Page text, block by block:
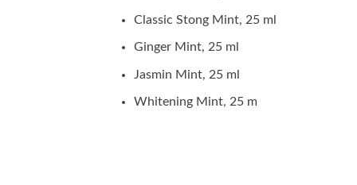
Classic Stong Mint, 25 ml
Ginger Mint, 25 ml
Jasmin Mint, 25 ml
Whitening Mint, 25 m